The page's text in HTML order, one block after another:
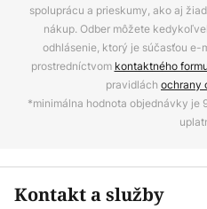
spoluprácu a prieskumy, ako aj
nákup. Odber môžete
odhlásenie, ktorý je súčasťou e-
prostredníctvom kontaktného
pravidlách ochrany
*minimálna hodnota objednávky je
Kontakt a služby